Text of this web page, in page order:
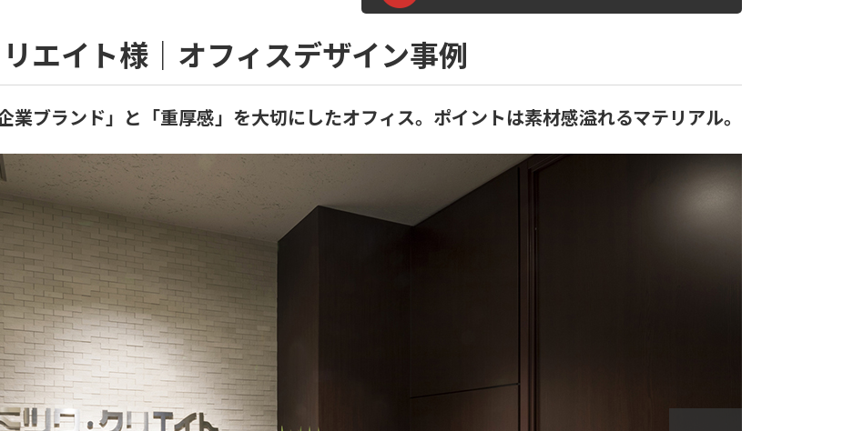
エイト様｜オフィスデザイン事例
企業ブランド」と「重厚感」を大切にしたオフィス。ポイントは素材感溢れるマテリアル。